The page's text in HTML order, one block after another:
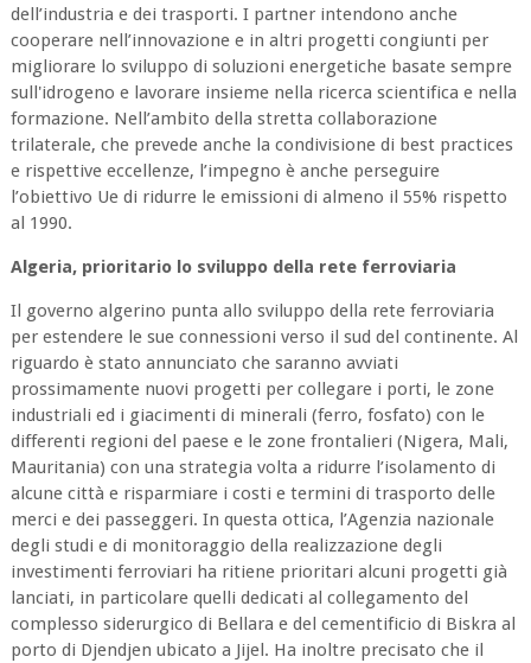
dell’industria e dei trasporti. I partner intendono anche
cooperare nell’innovazione e in altri progetti congiunti per
migliorare lo sviluppo di soluzioni energetiche basate sempre
sull'idrogeno e lavorare insieme nella ricerca scientifica e nella
formazione. Nell’ambito della stretta collaborazione
trilaterale, che prevede anche la condivisione di best practices
e rispettive eccellenze, l’impegno è anche perseguire
l’obiettivo Ue di ridurre le emissioni di almeno il 55% rispetto
al 1990.
Algeria, prioritario lo sviluppo della rete ferroviaria
Il governo algerino punta allo sviluppo della rete ferroviaria
per estendere le sue connessioni verso il sud del continente. Al
riguardo è stato annunciato che saranno avviati
prossimamente nuovi progetti per collegare i porti, le zone
industriali ed i giacimenti di minerali (ferro, fosfato) con le
differenti regioni del paese e le zone frontalieri (Nigera, Mali,
Mauritania) con una strategia volta a ridurre l’isolamento di
alcune città e risparmiare i costi e termini di trasporto delle
merci e dei passeggeri. In questa ottica, l’Agenzia nazionale
degli studi e di monitoraggio della realizzazione degli
investimenti ferroviari ha ritiene prioritari alcuni progetti già
lanciati, in particolare quelli dedicati al collegamento del
complesso siderurgico di Bellara e del cementificio di Biskra al
porto di Djendjen ubicato a Jijel. Ha inoltre precisato che il